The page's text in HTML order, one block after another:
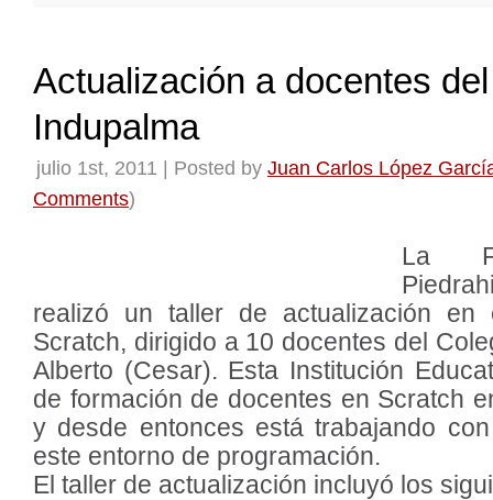
Actualización a docentes
Indupalma
julio 1st, 2011 | Posted by Juan Carlos López
Comments)
La
realizó un taller de actualización
Scratch, dirigido a 10 docentes del
Alberto (Cesar). Esta Institución
de formación de docentes en Scratch
y desde entonces está trabajando
este entorno de programación.
El taller de actualización incluyó los